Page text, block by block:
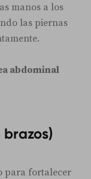
manos a los
las piernas
abdominal
para fortalecer